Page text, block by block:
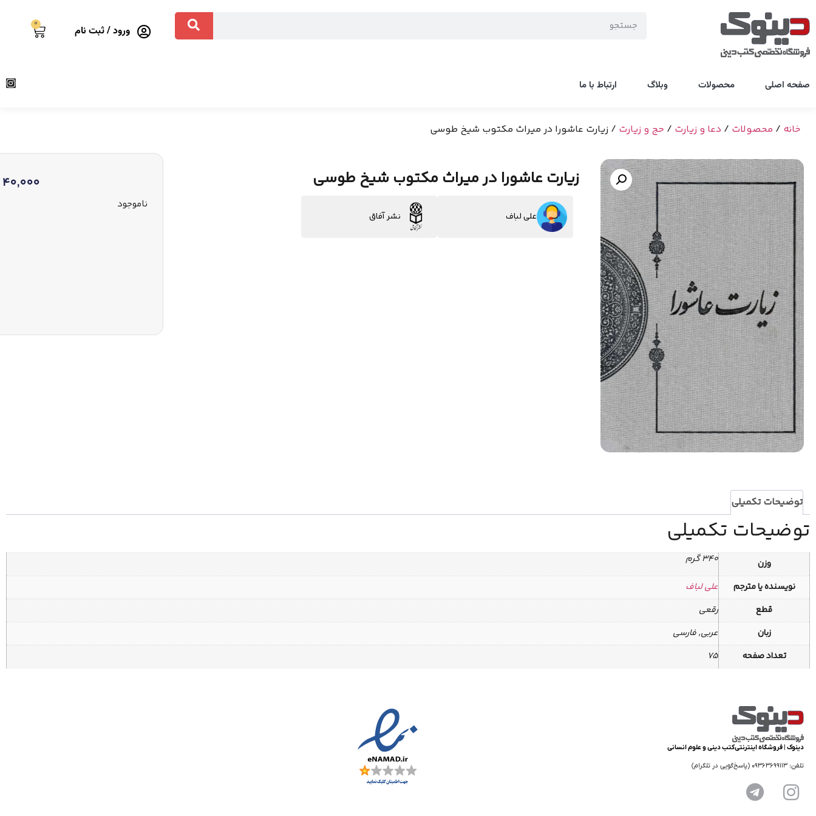
ورود / ثبت نام 0
صفحه اصلی محصولات وبلاگ ارتباط با ما
خانه / محصولات / دعا و زیارت / حج و زیارت / زیارت عاشورا در میراث مکتوب شیخ طوسی
زیارت عاشورا در میراث مکتوب شیخ طوسی
علی لباف نشر آفاق
40,000
ناموجود
توضیحات تکمیلی
توضیحات تکمیلی
وزن 340 گرم
نویسنده یا مترجم
علی لباف
قطع
رقعی
زبان
عربی, فارسی
تعداد صفحه
75
دینوک | فروشگاه اینترنتی کتب دینی و علوم انسانی
تلفن: 09363699113 (پاسخ‌گویی در تلگرام)